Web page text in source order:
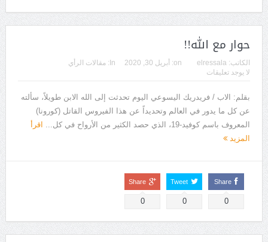
حوار مع الله!!
الكاتب: elressala
on: أبريل 30, 2020 In: مقالات الرأي
لا يوجد تعليقات
بقلم: الاب / فريدريك اليسوعي اليوم تحدثت إلى الله الابن طويلاً، سألته
عن كل ما يدور في العالم وتحديداً عن هذا الفيروس القاتل (كورونا)
المعروف باسم كوفيد-19، الذي حصد الكثير من الأرواح في كل...
اقرأ
المزيد
Share
0
Tweet
0
Share
0